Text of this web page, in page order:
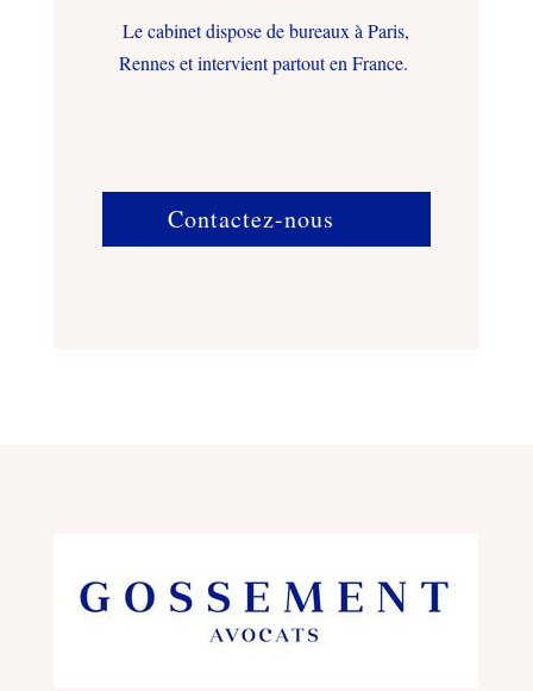
Le cabinet dispose de bureaux à Paris,
Rennes et intervient partout en France.
Contactez-nous